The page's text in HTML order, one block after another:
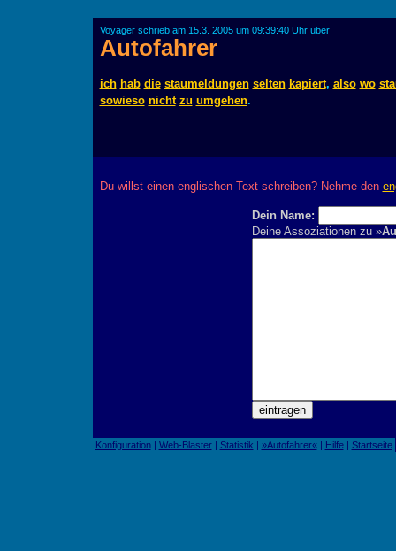
Voyager schrieb am 15.3. 2005 um 09:39:40 Uhr über
Autofahrer
ich hab die staumeldungen selten kapiert, also wo
sowieso nicht zu umgehen.
Du willst einen englischen Text schreiben? Nehme den
Dein Name:
Deine Assoziationen zu »
Konfiguration| Web-Blaster| Statistik | »Autofahrer«| Hilfe| Startseite